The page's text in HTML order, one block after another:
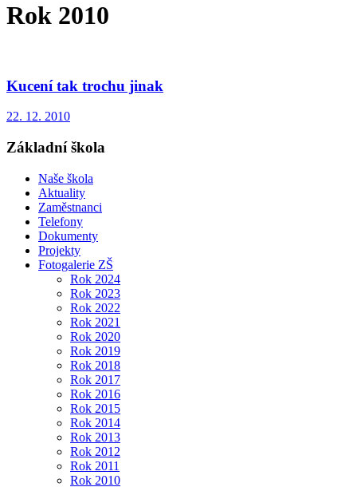
Rok 2010
Kucení tak trochu jinak
22. 12. 2010
Základní škola
Naše škola
Aktuality
Zaměstnanci
Telefony
Dokumenty
Projekty
Fotogalerie ZŠ
Rok 2024
Rok 2023
Rok 2022
Rok 2021
Rok 2020
Rok 2019
Rok 2018
Rok 2017
Rok 2016
Rok 2015
Rok 2014
Rok 2013
Rok 2012
Rok 2011
Rok 2010